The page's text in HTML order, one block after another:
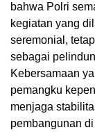
bahwa Polri
kegiatan yang
seremonial,
sebagai
Kebersamaan
pemangku
menjaga
pembangunan di